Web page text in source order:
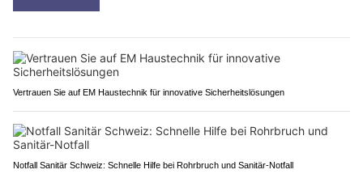
Vertrauen Sie auf EM Haustechnik für innovative Sicherheitslösungen
Notfall Sanitär Schweiz: Schnelle Hilfe bei Rohrbruch und Sanitär-Notfall